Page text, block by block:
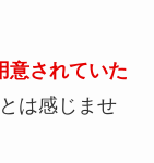
意されていた
は感じませ